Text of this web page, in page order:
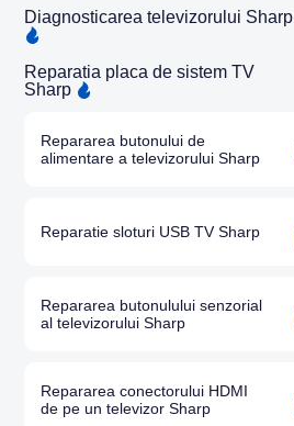
Diagnosticarea televizorului Sharp
Reparatia placa de sistem TV
Sharp
Repararea butonului de
alimentare a televizorului Sharp
Reparatie sloturi USB TV Sharp
Repararea butonulului senzorial
al televizorului Sharp
Repararea conectorului HDMI
de pe un televizor Sharp